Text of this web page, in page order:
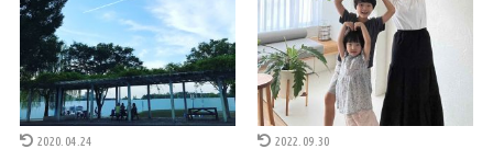
2020.04.24 2022.09.30